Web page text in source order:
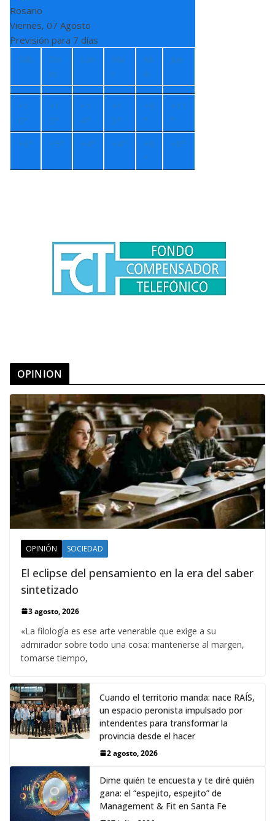
Rosario
Viernes, 07 Agosto
Previsión para 7 días
Sáb
Do
m
Lun
Ma
r
Mi
é
Jue
+1
6°
+1
5°
+1
4°
+1
3°
+9
°
+11
°
+6° +5° +4° +4° +8
°
+8°
OPINION
OPINIÓN SOCIEDAD
El eclipse del pensamiento en la era del saber
sintetizado
3 agosto, 2026
«La filología es ese arte venerable que exige a su
admirador sobre todo una cosa: mantenerse al margen,
tomarse tiempo,
Cuando el territorio manda: nace RAÍS,
un espacio peronista impulsado por
intendentes para transformar la
provincia desde el hacer
2 agosto, 2026
Dime quién te encuesta y te diré quién
gana: el “espejito, espejito” de
Management & Fit en Santa Fe